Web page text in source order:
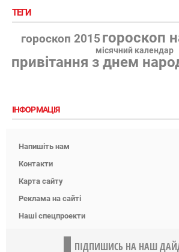
ТЕГИ
гороскоп 2015 гороскоп
місячний календар
привітання з днем
ІНФОРМАЦІЯ
Напишіть нам
Контакти
Карта сайту
Реклама на сайті
Наші спецпроекти
ПІДПИШИСЬ НА НАШ